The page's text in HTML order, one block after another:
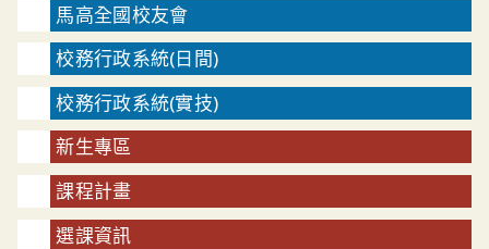
馬高全國校友會
校務行政系統(日間)
校務行政系統(實技)
新生專區
課程計畫
選課資訊